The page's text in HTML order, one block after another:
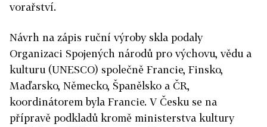
vorařství.
Návrh na zápis ruční výroby skla podaly
Organizaci Spojených národů pro výchovu, vědu a
kulturu (UNESCO) společně Francie, Finsko,
Maďarsko, Německo, Španělsko a ČR,
koordinátorem byla Francie. V Česku se na
přípravě podkladů kromě ministerstva kultury